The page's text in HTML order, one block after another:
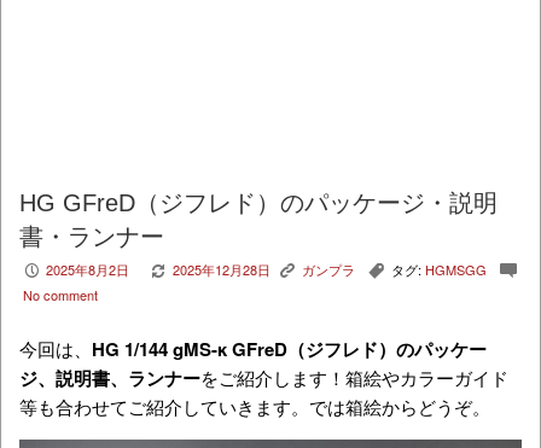
HG GFreD（ジフレド）のパッケージ・説明
書・ランナー
P 2025年8月2日 V 2025年12月28日 K ガンプラ , タグ: HGMSGG c
No comment
今回は、 HG 1/144 gMS-κ GFreD（ジフレド） のパッケー
ジ、説明書、ランナーをご紹介します！箱絵やカラーガイド
等も合わせてご紹介していきます。では箱絵からどうぞ。